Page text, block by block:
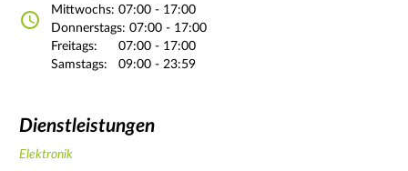
Mittwochs: 07:00 - 17:00
Donnerstags: 07:00 - 17:00
Freitags:
07:00 - 17:00
Samstags:
09:00 - 23:59
Dienstleistungen
Elektronik